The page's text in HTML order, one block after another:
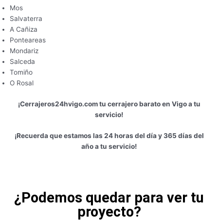
Mos
Salvaterra
A Cañiza
Ponteareas
Mondariz
Salceda
Tomiño
O Rosal
¡Cerrajeros24hvigo.com tu cerrajero barato en Vigo a tu
servicio!
¡Recuerda que estamos las 24 horas del día y 365 días del
año a tu servicio!
¿Podemos quedar para ver tu
proyecto?